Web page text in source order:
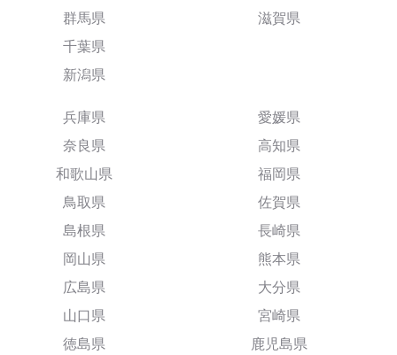
群馬県
千葉県
新潟県
滋賀県
兵庫県
奈良県
和歌山県
鳥取県
島根県
岡山県
広島県
山口県
徳島県
愛媛県
高知県
福岡県
佐賀県
長崎県
熊本県
大分県
宮崎県
鹿児島県